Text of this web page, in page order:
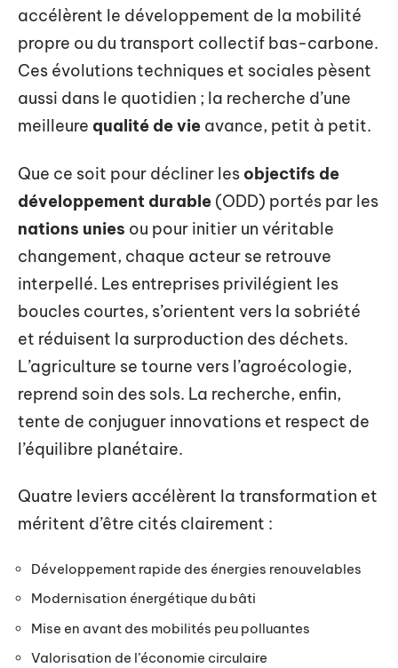
accélèrent le développement de la mobilité
propre ou du transport collectif bas-carbone.
Ces évolutions techniques et sociales pèsent
aussi dans le quotidien ; la recherche d’une
meilleure qualité de vie avance, petit à petit.
Que ce soit pour décliner les objectifs de
développement durable (ODD) portés par les
nations unies ou pour initier un véritable
changement, chaque acteur se retrouve
interpellé. Les entreprises privilégient les
boucles courtes, s’orientent vers la sobriété
et réduisent la surproduction des déchets.
L’agriculture se tourne vers l’agroécologie,
reprend soin des sols. La recherche, enfin,
tente de conjuguer innovations et respect de
l’équilibre planétaire.
Quatre leviers accélèrent la transformation et
méritent d’être cités clairement :
Développement rapide des énergies renouvelables
Modernisation énergétique du bâti
Mise en avant des mobilités peu polluantes
Valorisation de l’économie circulaire